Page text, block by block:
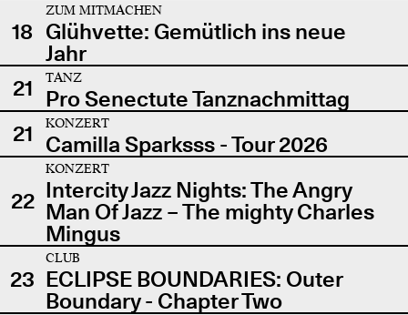
18
ZUM MITMACHEN
Glühvette: Gemütlich ins neue
Jahr
21
TANZ
Pro Senectute Tanznachmittag
21
KONZERT
Camilla Sparksss - Tour 2026
22
KONZERT
Intercity Jazz Nights: The Angry
Man Of Jazz – The mighty Charles
Mingus
23
CLUB
ECLIPSE BOUNDARIES: Outer
Boundary - Chapter Two